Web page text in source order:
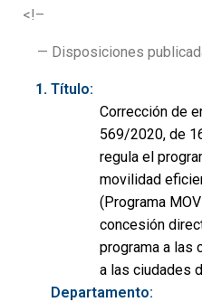
<!–
— Disposiciones
Título:
Corrección de
569/2020, de
regula el
movilidad
(Programa
concesión
programa a las
a las ciudades
Departamento: